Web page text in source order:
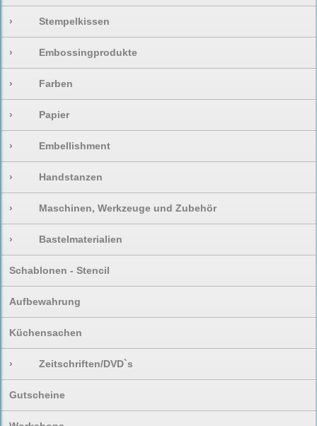
› Stempelkissen
› Embossingprodukte
› Farben
› Papier
› Embellishment
› Handstanzen
› Maschinen, Werkzeuge und Zubehör
› Bastelmaterialien
Schablonen - Stencil
Aufbewahrung
Küchensachen
› Zeitschriften/DVD`s
Gutscheine